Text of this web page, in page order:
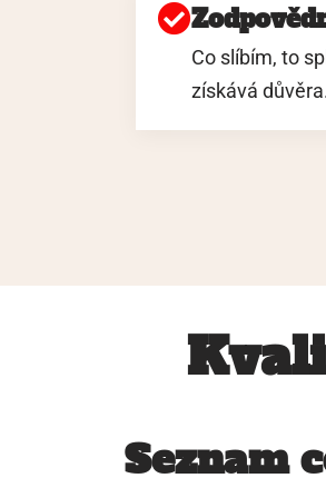
Co slíbím, to
získává
Seznam